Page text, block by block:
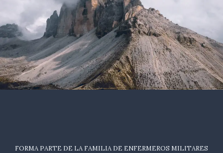
FORMA PARTE DE LA FAMILIA DE ENFERMEROS MILITARES